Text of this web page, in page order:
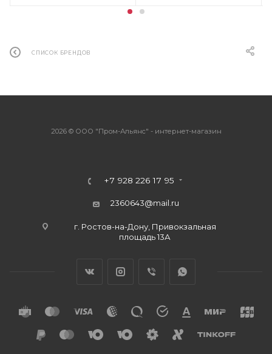
СПИСОК БРЕНДОВ
2026 © ООО "Пром-Альянс" - интернет-магазин
+7 928 226 17 95
2360643@mail.ru
г. Ростов-на-Дону, Привокзальная
площадь 13А